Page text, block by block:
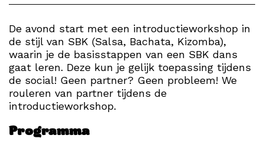
De avond start met een introductieworkshop in
de stijl van SBK (Salsa, Bachata, Kizomba),
waarin je de basisstappen van een SBK dans
gaat leren. Deze kun je gelijk toepassing tijdens
de social! Geen partner? Geen probleem! We
rouleren van partner tijdens de
introductieworkshop.
Programma